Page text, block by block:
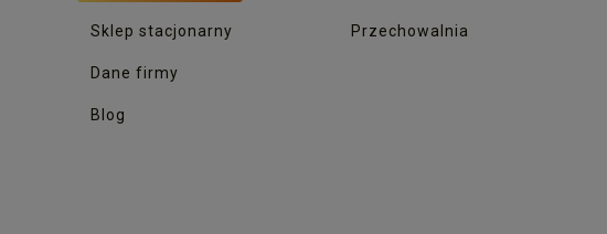
Sklep stacjonarny
Dane firmy
Blog
Przechowalnia